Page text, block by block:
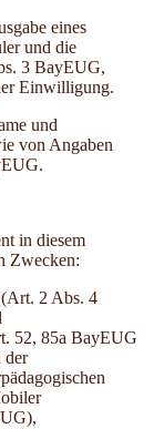
eines
und die
3 BayEUG,
Einwilligung.
und
von Angaben
in diesem
Zwecken:
2 Abs. 4
52, 85a BayEUG
der